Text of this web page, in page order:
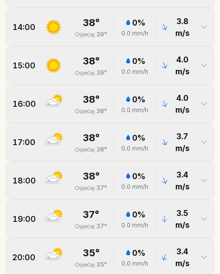
14:00 38°
Osjećaj 39°
0%
0.0 mm/h
3.8
m/s
15:00 38°
Osjećaj 39°
0%
0.0 mm/h
4.0
m/s
16:00 38°
Osjećaj 38°
0%
0.0 mm/h
4.0
m/s
17:00 38°
Osjećaj 38°
0%
0.0 mm/h
3.7
m/s
18:00 38°
Osjećaj 37°
0%
0.0 mm/h
3.4
m/s
19:00 37°
Osjećaj 37°
0%
0.0 mm/h
3.5
m/s
20:00 35°
Osjećaj 35°
0%
0.0 mm/h
3.4
m/s